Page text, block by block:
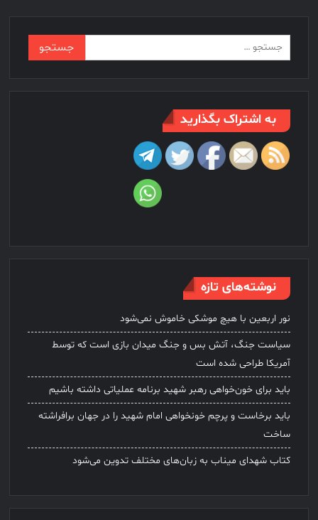
برای:
به اشتراک بگذارید
نوشته‌های تازه
نور اربعین با هیچ موشکی خاموش نمی‌شود
سیاست جنگ، آتش بس و جنگ میدان بازی است که توسط
آمریکا طراحی شده است
باید برای خون‌خواهی رهبر شهید برنامه عملیاتی داشته باشیم
باید برخاست و پرچم خونخواهی امام شهید را در جهان برافراشته
ساخت
کتاب شهدای میناب به زبان‌های مختلف تدوین می‌شود